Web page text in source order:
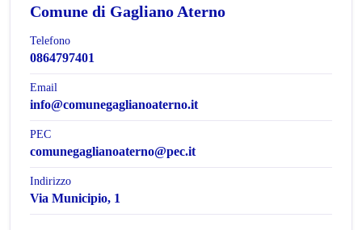
Comune di Gagliano Aterno
Telefono
0864797401
Email
info@comunegaglianoaterno.it
PEC
comunegaglianoaterno@pec.it
Indirizzo
Via Municipio, 1